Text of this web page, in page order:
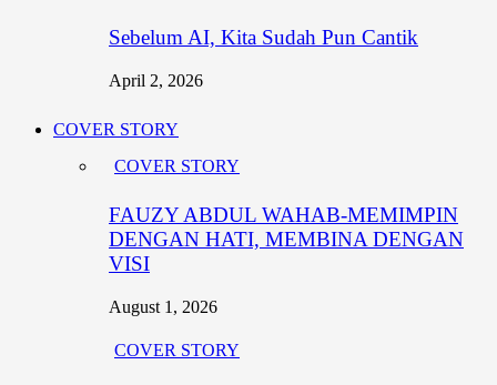
Sebelum AI, Kita Sudah Pun Cantik
April 2, 2026
COVER STORY
COVER STORY
FAUZY ABDUL WAHAB-MEMIMPIN
DENGAN HATI, MEMBINA DENGAN
VISI
August 1, 2026
COVER STORY